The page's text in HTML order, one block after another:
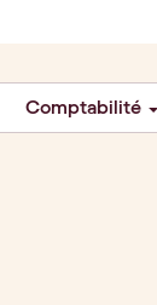
Comptabilité